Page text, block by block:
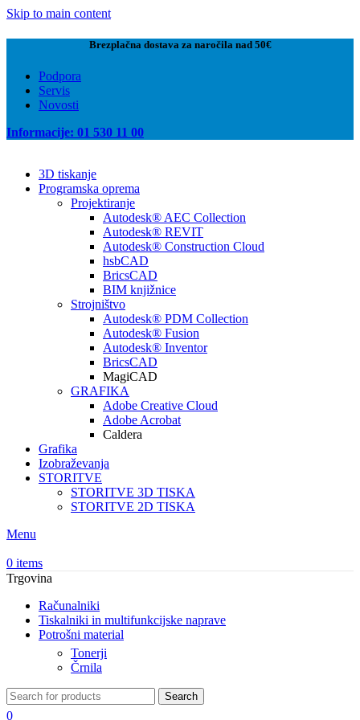
Skip to main content
Brezplačna dostava za naročila nad 50€
Podpora
Servis
Novosti
Informacije: 01 530 11 00
3D tiskanje
Programska oprema
Projektiranje
Autodesk® AEC Collection
Autodesk® REVIT
Autodesk® Construction Cloud
hsbCAD
BricsCAD
BIM knjižnice
Strojništvo
Autodesk® PDM Collection
Autodesk® Fusion
Autodesk® Inventor
BricsCAD
MagiCAD
GRAFIKA
Adobe Creative Cloud
Adobe Acrobat
Caldera
Grafika
Izobraževanja
STORITVE
STORITVE 3D TISKA
STORITVE 2D TISKA
Menu
0 items
Trgovina
Računalniki
Tiskalniki in multifunkcijske naprave
Potrošni material
Tonerji
Črnila
Search
0